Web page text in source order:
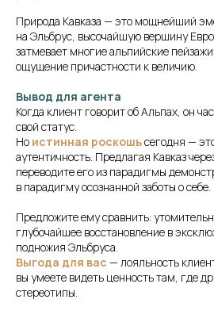
Природа Кавказа — это мощнейший
на Эльбрус, высочайшую вершину
затмевает многие альпийские
ощущение причастности к величию.
Вывод для агента
Когда клиент говорит об Альпах, он
свой статус.
Но истинная роскошьсегодня —
аутентичность. Предлагая Кавказ
переводите его из парадигмы
в парадигму осознанной заботы о себе.
Предложите ему сравнить:
глубочайшее восстановление в
подножия Эльбруса.
Выгода для вас — лояльность
вы умеете видеть ценность там, где
стереотипы.